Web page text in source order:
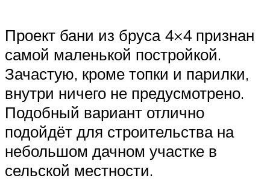
Проект бани из бруса 4×4 признан
самой маленькой постройкой.
Зачастую, кроме топки и парилки,
внутри ничего не предусмотрено.
Подобный вариант отлично
подойдёт для строительства на
небольшом дачном участке в
сельской местности.